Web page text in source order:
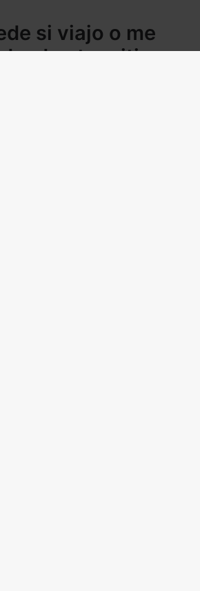
si viajo o me
otro sitio